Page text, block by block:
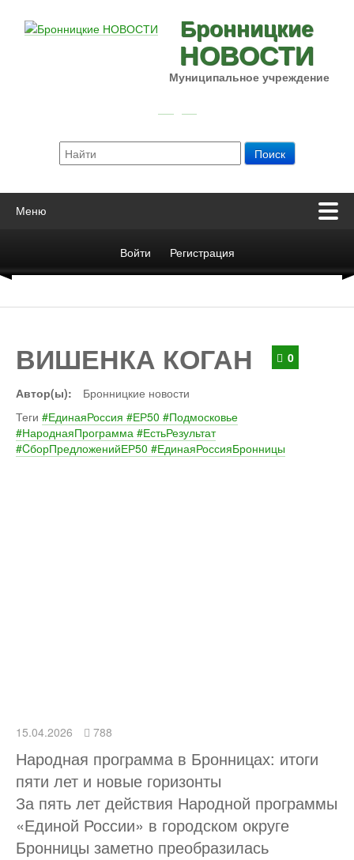
Бронницкие
НОВОСТИ
Муниципальное учреждение
Меню
Войти Регистрация
ВИШЕНКА КОГАН 0
Автор(ы):
Бронницкие новости
Теги #ЕдинаяРоссия #ЕР50 #Подмосковье
#НароднаяПрограмма #ЕстьРезультат
#CборПредложенийЕР50 #ЕдинаяРоссияБронницы
15.04.2026 788
Народная программа в Бронницах: итоги
пяти лет и новые горизонты
За пять лет действия Народной программы
«Единой России» в городском округе
Бронницы заметно преобразилась